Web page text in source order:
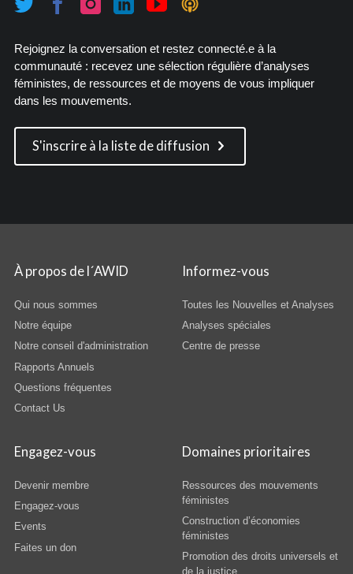
Rejoignez la conversation et restez connecté.e à la
communauté : recevez une sélection régulière d’analyses
féministes, de ressources et de moyens de vous impliquer
dans les mouvements.
S'inscrire à la liste de diffusion
À propos de l´AWID
Qui nous sommes
Notre équipe
Notre conseil d'administration
Rapports Annuels
Questions fréquentes
Contact Us
Informez-vous
Toutes les Nouvelles et Analyses
Analyses spéciales
Centre de presse
Engagez-vous
Devenir membre
Engagez-vous
Events
Faites un don
Domaines prioritaires
Ressources des mouvements
féministes
Construction d’économies
féministes
Promotion des droits universels et
de la justice